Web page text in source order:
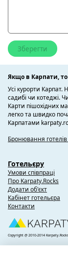
Якщо в Карпати,
Усі курорти Карпат.
садибі чи котеджі.
Карти пішохідних
легко та швидко
Карпатами
Бронювання
Готельєру
Умови співпраці
Про Karpaty.Rocks
Додати об'єкт
Кабінет готельєра
Контакти
Copyright @ 2010-2014 Karpaty.Rocks